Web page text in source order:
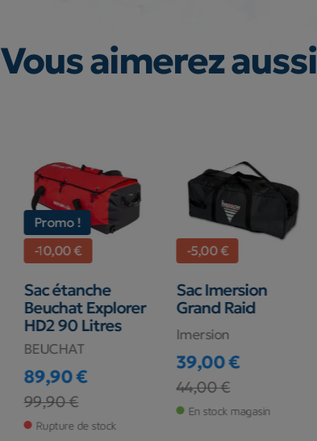
Vous aimerez aussi
Promo !
-10,00 €
Sac étanche
Beuchat Explorer
HD2 90 Litres
BEUCHAT
Prix
89,90 €
Prix de base
99,90 €
Rupture de stock
-5,00 €
Sac Imersion
Grand Raid
Imersion
Prix
39,00 €
Prix de base
44,00 €
En stock magasin